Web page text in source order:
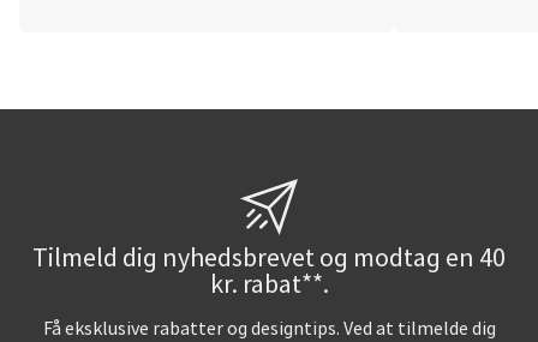
Tilmeld dig nyhedsbrevet og modtag en 40
kr. rabat**.
Få eksklusive rabatter og designtips. Ved at tilmelde dig